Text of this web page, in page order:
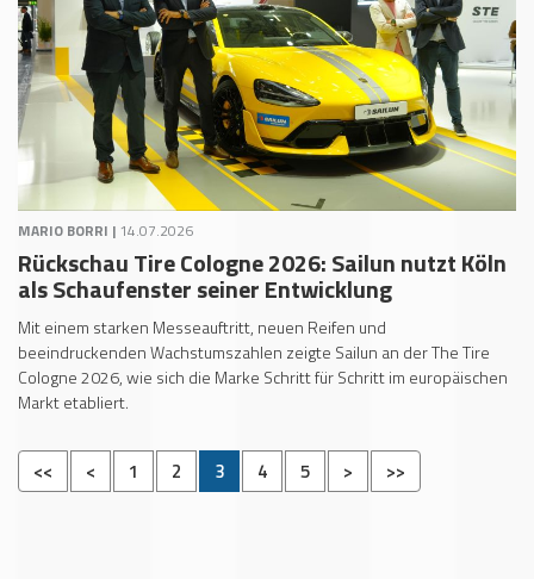
MARIO BORRI | 14.07.2026
Rückschau Tire Cologne 2026: Sailun nutzt Köln
als Schaufenster seiner Entwicklung
Mit einem starken Messeauftritt, neuen Reifen und
beeindruckenden Wachstumszahlen zeigte Sailun an der The Tire
Cologne 2026, wie sich die Marke Schritt für Schritt im europäischen
Markt etabliert.
<< < 1 2 3 4 5 > >>